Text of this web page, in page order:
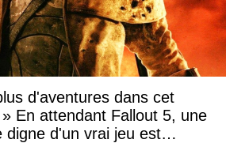
d'aventures dans cet
En attendant Fallout 5, une
digne d'un vrai jeu est